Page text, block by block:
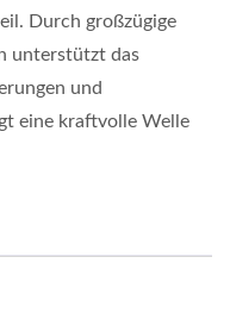
Durch großzügige
unterstützt das
und
eine kraftvolle Welle